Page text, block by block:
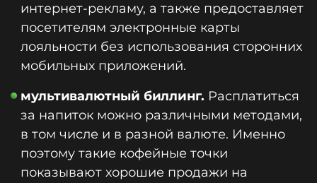
интернет-рекламу, а также предоставляет
посетителям электронные карты
лояльности без использования сторонних
мобильных приложений.
мультивалютный биллинг. Расплатиться
за напиток можно различными методами,
в том числе и в разной валюте. Именно
поэтому такие кофейные точки
показывают хорошие продажи на